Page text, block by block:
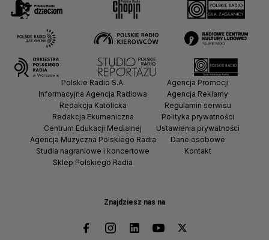
Znajdziesz nas na
Polskie Radio S.A.
Informacyjna Agencja Radiowa
Redakcja Katolicka
Redakcja Ekumeniczna
Centrum Edukacji Medialnej
Agencja Muzyczna Polskiego Radia
Studia nagraniowe i koncertowe
Sklep Polskiego Radia
Agencja Promocji
Agencja Reklamy
Regulamin serwisu
Polityka prywatności
Ustawienia prywatności
Dane osobowe
Kontakt